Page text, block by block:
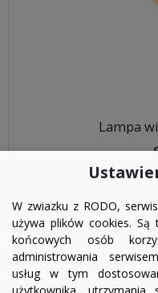
Lampa
W zwiazku z RODO,
używa plików cookies. Są
końcowych osób
administrowania
usług w tym